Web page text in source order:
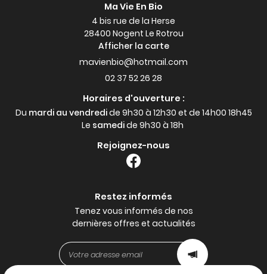
Ma Vie En Bio
4 bis rue de la Herse
28400 Nogent Le Rotrou
Afficher la carte
02 37 52 26 28
Horaires d'ouverture :
Du mardi au vendredide 9h30 à 12h30 et de 14h00 18h45
Le samedide 9h30 à 18h
Rejoignez-nous
Restez informés
Tenez vous informés de nos
dernières offres et actualités